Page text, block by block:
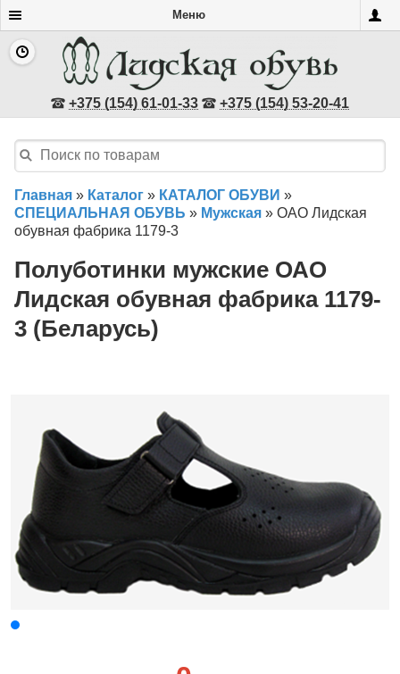
Меню
+375 (154) 61-01-33 +375 (154) 53-20-41
Главная » Каталог » КАТАЛОГ ОБУВИ »
СПЕЦИАЛЬНАЯ ОБУВЬ » Мужская » ОАО Лидская
обувная фабрика 1179-3
Полуботинки мужские ОАО
Лидская обувная фабрика 1179-
3 (Беларусь)